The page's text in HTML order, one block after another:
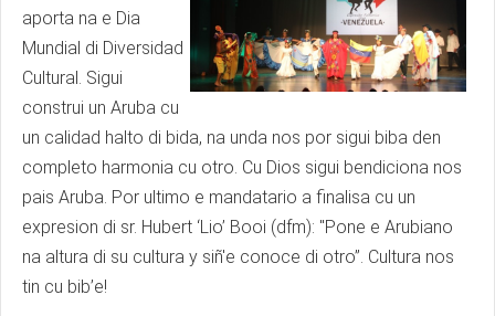
aporta na e Dia
Mundial di Diversidad
Cultural. Sigui
construi un Aruba cu
un calidad halto di bida, na unda nos por sigui biba den
completo harmonia cu otro. Cu Dios sigui bendiciona nos
pais Aruba. Por ultimo e mandatario a finalisa cu un
expresion di sr. Hubert ‘Lio’ Booi (dfm): "Pone e Arubiano
na altura di su cultura y siñ'e conoce di otro”. Cultura nos
tin cu bib’e!